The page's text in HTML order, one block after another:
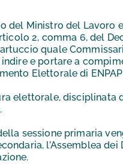
del Ministro del Lavoro
2, comma 6, del
quale
e portare a
Elettorale di
elettorale, disciplinata
sessione primaria
l’Assemblea